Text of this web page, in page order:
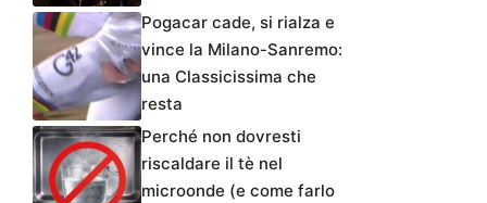
Pogacar cade, si rialza e
vince la Milano-Sanremo:
una Classicissima che
resta
Perché non dovresti
riscaldare il tè nel
microonde (e come farlo